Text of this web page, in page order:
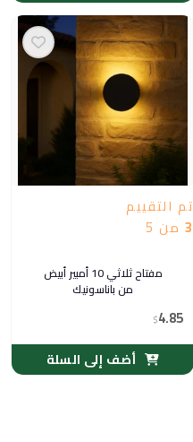
تم التقييم
3 من 5
مفتاح ثلاثي 10 أمبير أبيض
من باناسونيك
$4.85
أضف إلى السلة